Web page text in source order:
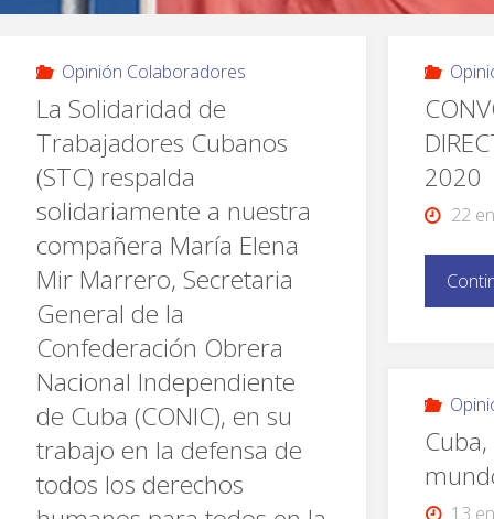
Opinión Colaboradores
La Solidaridad de
Trabajadores Cubanos
(STC) respalda
solidariamente a nuestra
compañera María Elena
Mir Marrero, Secretaria
General de la
Confederación Obrera
Nacional Independiente
de Cuba (CONIC), en su
trabajo en la defensa de
todos los derechos
2020
22
13